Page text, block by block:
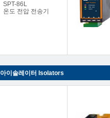
SPT-86L
온도 전압 전송기
아이솔레이터 Isolators